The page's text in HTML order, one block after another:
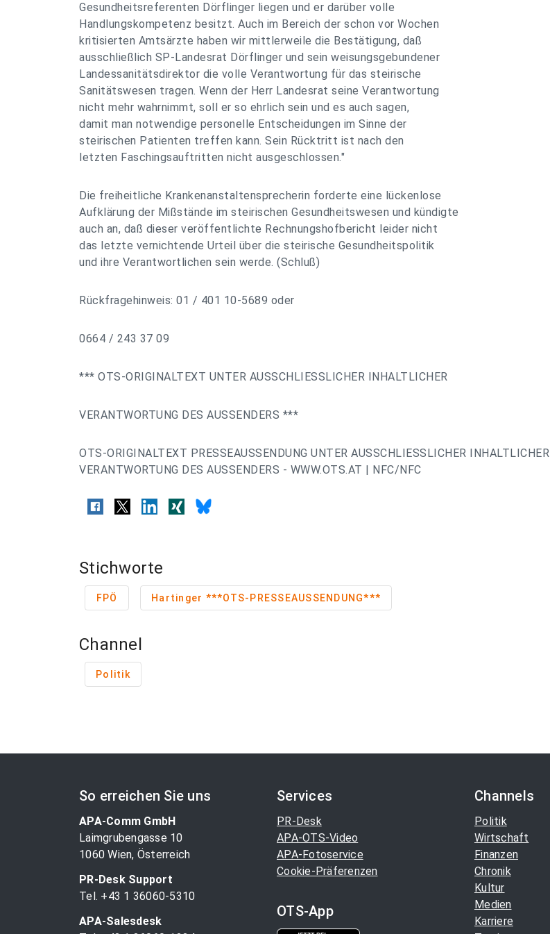
Gesundheitsreferenten Dörflinger liegen und er darüber volle
Handlungskompetenz besitzt. Auch im Bereich der schon vor Wochen
kritisierten Amtsärzte haben wir mittlerweile die Bestätigung, daß
ausschließlich SP-Landesrat Dörflinger und sein weisungsgebundener
Landessanitätsdirektor die volle Verantwortung für das steirische
Sanitätswesen tragen. Wenn der Herr Landesrat seine Verantwortung
nicht mehr wahrnimmt, soll er so ehrlich sein und es auch sagen,
damit man notwendige personelle Entscheidungen im Sinne der
steirischen Patienten treffen kann. Sein Rücktritt ist nach den
letzten Faschingsauftritten nicht ausgeschlossen."
Die freiheitliche Krankenanstaltensprecherin forderte eine lückenlose
Aufklärung der Mißstände im steirischen Gesundheitswesen und kündigte
auch an, daß dieser veröffentlichte Rechnungshofbericht leider nicht
das letzte vernichtende Urteil über die steirische Gesundheitspolitik
und ihre Verantwortlichen sein werde. (Schluß)
Rückfragehinweis: 01 / 401 10-5689 oder
0664 / 243 37 09
*** OTS-ORIGINALTEXT UNTER AUSSCHLIESSLICHER INHALTLICHER
VERANTWORTUNG DES AUSSENDERS ***
OTS-ORIGINALTEXT PRESSEAUSSENDUNG UNTER AUSSCHLIESSLICHER INHALTLICHER
VERANTWORTUNG DES AUSSENDERS - WWW.OTS.AT | NFC/NFC
Stichworte
FPÖ Hartinger ***OTS-PRESSEAUSSENDUNG***
Channel
Politik
So erreichen Sie uns
APA-Comm GmbH
Laimgrubengasse 10
1060 Wien, Österreich
PR-Desk Support
Tel. +43 1 36060-5310
APA-Salesdesk
Services
PR-Desk
APA-OTS-Video
APA-Fotoservice
Cookie-Präferenzen
OTS-App
Channels
Politik
Wirtschaft
Finanzen
Chronik
Kultur
Medien
Karriere